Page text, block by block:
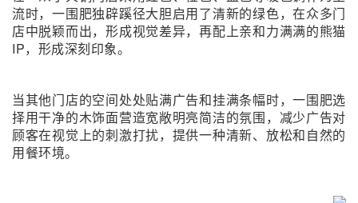
流时，一围肥独辟蹊径大胆启用了清新的绿色，在众多门
店中脱颖而出，形成视觉差异，再配上亲和力满满的熊猫
IP，形成深刻印象。
当其他门店的空间处处贴满广告和挂满条幅时，一围肥选
择用干净的木饰面营造宽敞明亮简洁的氛围，减少广告对
顾客在视觉上的刺激打扰，提供一种清新、放松和自然的
用餐环境。